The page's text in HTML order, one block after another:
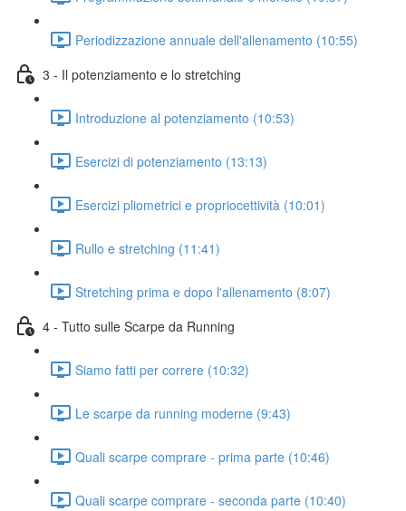
Periodizzazione annuale dell'allenamento (10:55)
3 - Il potenziamento e lo stretching
Introduzione al potenziamento (10:53)
Esercizi di potenziamento (13:13)
Esercizi pliometrici e propriocettività (10:01)
Rullo e stretching (11:41)
Stretching prima e dopo l'allenamento (8:07)
4 - Tutto sulle Scarpe da Running
Siamo fatti per correre (10:32)
Le scarpe da running moderne (9:43)
Quali scarpe comprare - prima parte (10:46)
Quali scarpe comprare - seconda parte (10:40)